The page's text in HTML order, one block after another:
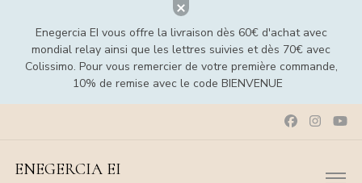
Enegercia EI vous offre la livraison dès 60€ d'achat avec
mondial relay ainsi que les lettres suivies et dès 70€ avec
Colissimo. Pour vous remercier de votre première commande,
10% de remise avec le code BIENVENUE
ENEGERCIA EI